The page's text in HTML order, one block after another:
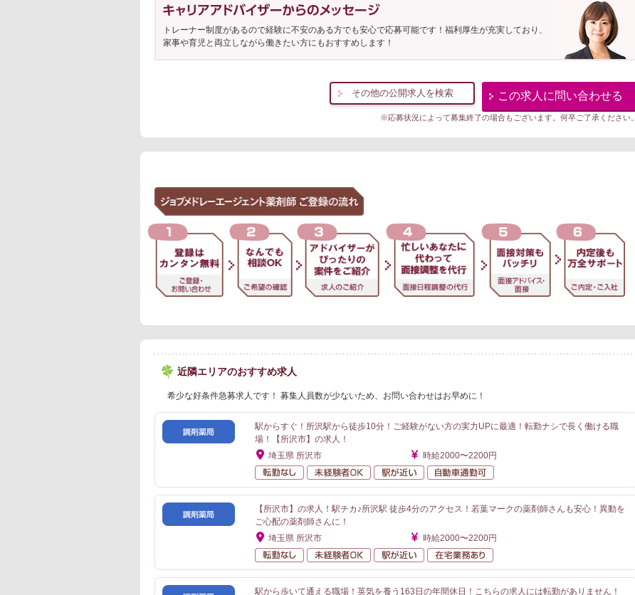
トレーナー制度があるので経験に不安のある方でも安心で応募可能です！福利厚生が充実しており、
家事や育児と両立しながら働きたい方にもおすすめします！
その他の公開求人を検索 この求人に問い合わせる
※応募状況によって募集終了の場合もございます。何卒ご了承ください。
近隣エリアのおすすめ求人
希少な好条件急募求人です！ 募集人員数が少ないため、お問い合わせはお早めに！
駅からすぐ！所沢駅から徒歩10分！ご経験がない方の実力UPに最適！転勤ナシで長く働ける職
場！【所沢市】の求人！
埼玉県 所沢市
時給2000〜2200円
転勤なし
未経験者OK 駅が近い
【所沢市】の求人！駅チカ♪所沢駅 徒歩4分のアクセス！若葉マークの薬剤師さんも安心！異動を
ご心配の薬剤師さんに！
埼玉県 所沢市
時給2000〜2200円
転勤なし
未経験者OK 駅が近い
駅から歩いて通える職場！英気を養う163日の年間休日！こちらの求人には転勤がありません！